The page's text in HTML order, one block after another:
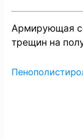
Армирующая
трещин на